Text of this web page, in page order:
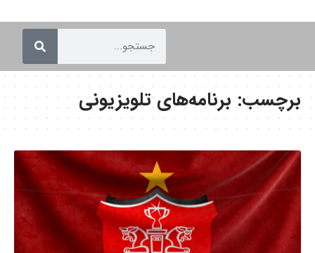
برچسب:برنامه‌های تلویزیونی